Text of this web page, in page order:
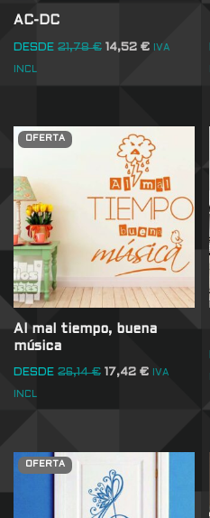
AC-DC
DESDE 21,78€ 14,52 € IVA
INCL
OFERTA
Al mal tiempo, buena
música
DESDE 26,14€ 17,42 € IVA
INCL
OFERTA